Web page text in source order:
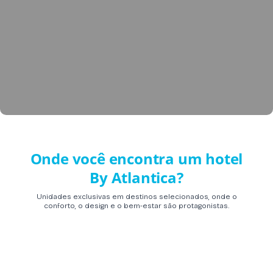
Onde você encontra um hotel
By Atlantica?
Unidades exclusivas em destinos selecionados, onde o
conforto, o design e o bem-estar são protagonistas.